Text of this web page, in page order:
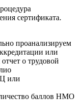
сертификата.
проанализируем
или
о трудовой
или
баллов НМО